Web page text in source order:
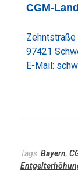
CGM-
Zehntstraße
97421
E-Mail:
Tags:Bayern,